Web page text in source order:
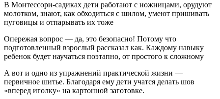
В Монтессори-садиках дети работают с ножницами, орудуют
молотком, знают, как обходиться с шилом, умеют пришивать
пуговицы и отпарывать их тоже
Опережая вопрос — да, это безопасно! Потому что
подготовленный взрослый рассказал как. Каждому навыку
ребенок будет научаться поэтапно, от простого к сложному
А вот и одно из упражнений практической жизни —
первичное шитье. Благодаря ему дети учатся делать шов
«вперед иголку» на картонной заготовке.